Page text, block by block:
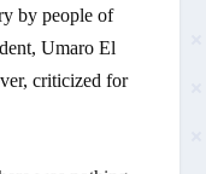
by people of
Umaro El
criticized for